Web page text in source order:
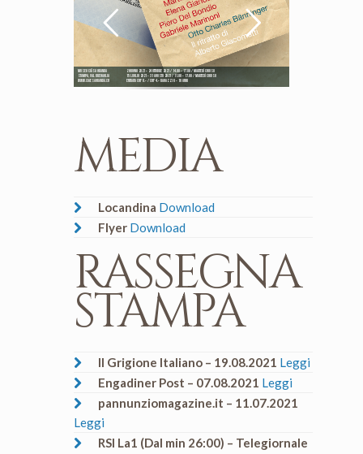
2 giugno 2021 – 24 ottobre 2021 / 14.00 – 17.00 / martedì chiuso
15 luglio 2021 – 31 agosto 2021 / 11.00 – 17.00 / martedì chiuso
Entrata CHF 8.– / CHF 4.– Ragazzi 6 – 16 anni
Museo Ciäsa Granda
Stampa, Val Bregaglia
www.ciaesagranda.ch
MEDIA
Locandina Download
Flyer Download
RASSEGNA
STAMPA
Il Grigione Italiano – 19.08.2021 Leggi
Engadiner Post – 07.08.2021 Leggi
pannunziomagazine.it – 11.07.2021
Leggi
RSI La1 (Dal min 26:00) – Telegiornale